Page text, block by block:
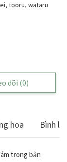
, tooru, wataru
dõi (0)
hoa Bình
trong bản